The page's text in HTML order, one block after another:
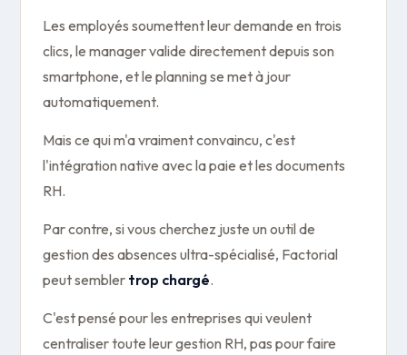
Les employés soumettent leur demande en trois
clics, le manager valide directement depuis son
smartphone, et le planning se met à jour
automatiquement.
Mais ce qui m'a vraiment convaincu, c'est
l'intégration native avec la paie et les documents
RH.
Par contre, si vous cherchez juste un outil de
gestion des absences ultra-spécialisé, Factorial
peut sembler trop chargé.
C'est pensé pour les entreprises qui veulent
centraliser toute leur gestion RH, pas pour faire